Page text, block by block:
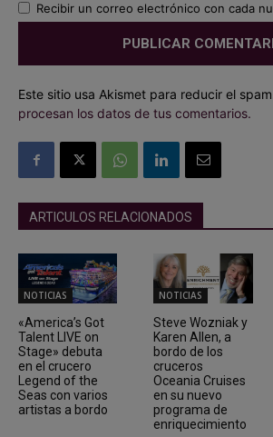
Recibir un correo electrónico con cada
Este sitio usa Akismet para reducir el
procesan los datos de tus comentarios.
ARTICULOS RELACIONADOS
NOTICIAS
«America’s Got
Talent LIVE on
Stage» debuta
en el crucero
Legend of the
Seas con varios
artistas a bordo
NOTICIAS
Steve Wozniak y
Karen Allen, a
bordo de los
cruceros
Oceania Cruises
en su nuevo
programa de
enriquecimiento